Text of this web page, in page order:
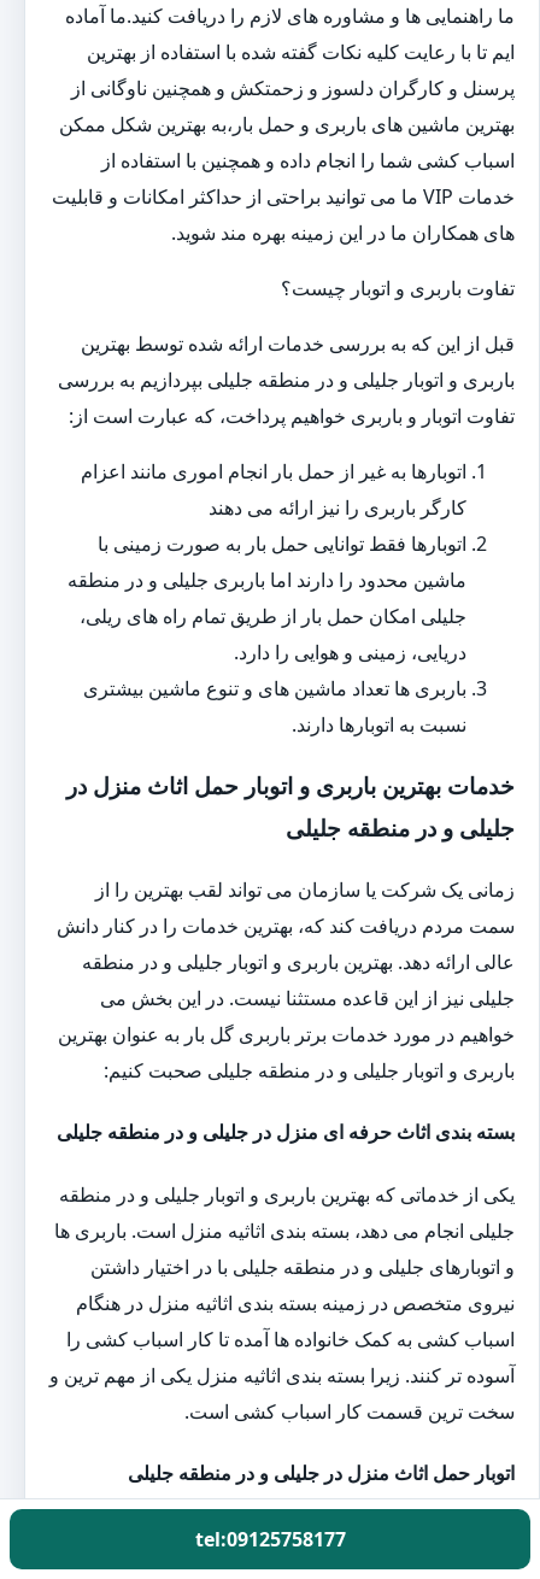
ما راهنمایی ها و مشاوره های لازم را دریافت کنید.ما آماده
ایم تا با رعایت کلیه نکات گفته شده با استفاده از بهترین
پرسنل و کارگران دلسوز و زحمتکش و همچنین ناوگانی از
بهترین ماشین های باربری و حمل بار،به بهترین شکل ممکن
اسباب کشی شما را انجام داده و همچنین با استفاده از
خدمات VIP ما می توانید براحتی از حداکثر امکانات و قابلیت
های همکاران ما در این زمینه بهره مند شوید.
تفاوت باربری و اتوبار چیست؟
قبل از این که به بررسی خدمات ارائه شده توسط بهترین
باربری و اتوبار جلیلی و در منطقه جلیلی بپردازیم به بررسی
تفاوت اتوبار و باربری خواهیم پرداخت، که عبارت است از:
اتوبارها به غیر از حمل بار انجام اموری مانند اعزام
کارگر باربری را نیز ارائه می دهند
اتوبارها فقط توانایی حمل بار به صورت زمینی با
ماشین محدود را دارند اما باربری جلیلی و در منطقه
جلیلی امکان حمل بار از طریق تمام راه های ریلی،
دریایی، زمینی و هوایی را دارد.
باربری ها تعداد ماشین های و تنوع ماشین بیشتری
نسبت به اتوبارها دارند.
خدمات بهترین باربری و اتوبار حمل اثاث منزل در
جلیلی و در منطقه جلیلی
زمانی یک شرکت یا سازمان می تواند لقب بهترین را از
سمت مردم دریافت کند که، بهترین خدمات را در کنار دانش
عالی ارائه دهد. بهترین باربری و اتوبار جلیلی و در منطقه
جلیلی نیز از این قاعده مستثنا نیست. در این بخش می
خواهیم در مورد خدمات برتر باربری گل بار به عنوان بهترین
باربری و اتوبار جلیلی و در منطقه جلیلی صحبت کنیم:
بسته بندی اثاث حرفه ای منزل در جلیلی و در منطقه جلیلی
یکی از خدماتی که بهترین باربری و اتوبار جلیلی و در منطقه
جلیلی انجام می دهد، بسته بندی اثاثیه منزل است. باربری ها
و اتوبارهای جلیلی و در منطقه جلیلی با در اختیار داشتن
نیروی متخصص در زمینه بسته بندی اثاثیه منزل در هنگام
اسباب کشی به کمک خانواده ها آمده تا کار اسباب کشی را
آسوده تر کنند. زیرا بسته بندی اثاثیه منزل یکی از مهم ترین و
سخت ترین قسمت کار اسباب کشی است.
اتوبار حمل اثاث منزل در جلیلی و در منطقه جلیلی
کارگران باربری گل بار با در اختیار داشتن بهترین و به
روزترین تجهیزات بسته بندی اثاثیه منزل یک روز قبل از
tel:09125758177